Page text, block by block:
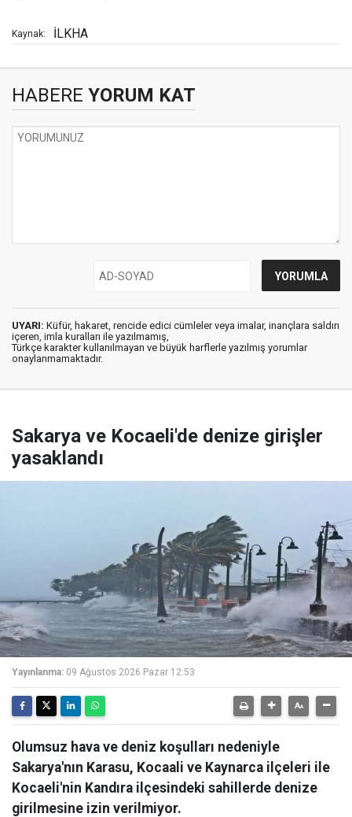
Kaynak: İLKHA
HABERE YORUM KAT
UYARI: Küfür, hakaret, rencide edici cümleler veya imalar, inançlara saldırı
içeren, imla kuralları ile yazılmamış,
Türkçe karakter kullanılmayan ve büyük harflerle yazılmış yorumlar
onaylanmamaktadır.
Sakarya ve Kocaeli'de denize girişler
yasaklandı
Yayınlanma: 09 Ağustos 2026 Pazar 12:53
Olumsuz hava ve deniz koşulları nedeniyle
Sakarya'nın Karasu, Kocaali ve Kaynarca ilçeleri ile
Kocaeli'nin Kandıra ilçesindeki sahillerde denize
girilmesine izin verilmiyor.